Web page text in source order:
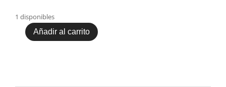
1 disponibles
Swatch
Añadir al carrito